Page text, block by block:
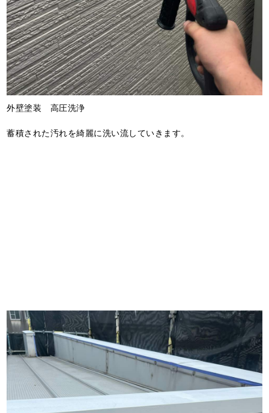
外壁塗装 高圧洗浄
蓄積された汚れを綺麗に洗い流していきます。